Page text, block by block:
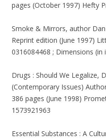
pages (October 1997) Hefty
Smoke & Mirrors, author
Reprint edition (June 1997)
0316084468 ; Dimensions (in
Drugs : Should We Legalize,
(Contemporary Issues)
386 pages (June 1998)
1573921963
Essential Substances : A